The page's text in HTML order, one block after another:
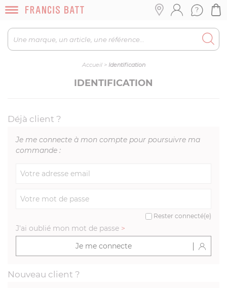
Accueil> Identification
IDENTIFICATION
Déjà client ?
Je me connecte à mon compte pour poursuivre ma
commande :
Rester connecté(e)
J'ai oublié mon mot de passe >
Je me connecte
Nouveau client ?